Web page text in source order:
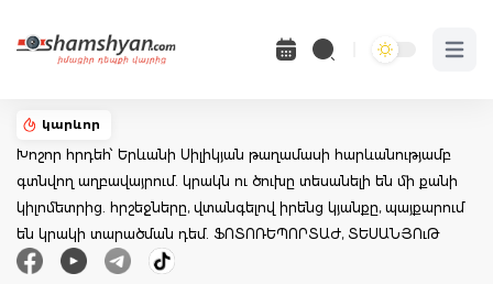
Open
կարևոր
Խոշոր հրդեհ՝ Երևանի Սիլիկյան թաղամասի հարևանությամբ
գտնվող աղբավայրում. կրակն ու ծուխը տեսանելի են մի քանի
կիլոմետրից. հրշեջները, վտանգելով իրենց կյանքը, պայքարում
են կրակի տարածման դեմ. ՖՈՏՈՌԵՊՈՐՏԱԺ, ՏԵՍԱՆՅՈւԹ